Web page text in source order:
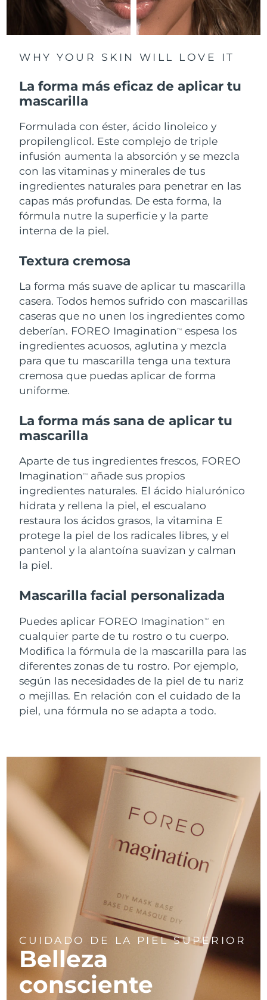
WHY YOUR SKIN WILL LOVE IT
La forma más eficaz de aplicar tu
mascarilla
Formulada con éster, ácido linoleico y
propilenglicol. Este complejo de triple
infusión aumenta la absorción y se mezcla
con las vitaminas y minerales de tus
ingredientes naturales para penetrar en las
capas más profundas. De esta forma, la
fórmula nutre la superficie y la parte
interna de la piel.
Textura cremosa
La forma más suave de aplicar tu mascarilla
casera. Todos hemos sufrido con mascarillas
caseras que no unen los ingredientes como
deberían. FOREO ImaginationTM
espesa los
ingredientes acuosos, aglutina y mezcla
para que tu mascarilla tenga una textura
cremosa que puedas aplicar de forma
uniforme.
La forma más sana de aplicar tu
mascarilla
Aparte de tus ingredientes frescos, FOREO
ImaginationTM
añade sus propios
ingredientes naturales. El ácido hialurónico
hidrata y rellena la piel, el escualano
restaura los ácidos grasos, la vitamina E
protege la piel de los radicales libres, y el
pantenol y la alantoína suavizan y calman
la piel.
Mascarilla facial personalizada
Puedes aplicar FOREO ImaginationTM
en
cualquier parte de tu rostro o tu cuerpo.
Modifica la fórmula de la mascarilla para las
diferentes zonas de tu rostro. Por ejemplo,
según las necesidades de la piel de tu nariz
o mejillas. En relación con el cuidado de la
piel, una fórmula no se adapta a todo.
CUIDADO DE LA PIEL SUPERIOR
Belleza
consciente
Entrega prevista8/13/26
Polonia Entrega prevista 8/11/26
Portugal Entrega prevista 8/10/26
Puerto Rico
Catar Entrega prevista
Reunión Entrega prevista
Rumanía Entrega prevista8/10/26
Rusia Entrega prevista
Eslovaquia Entrega prevista8/10/26
Eslovenia Entrega prevista8/10/26
Sudáfrica Entrega prevista 8/18/26
Corea del Sur
España Entrega prevista8/10/26
Suecia
Suiza Entrega prevista
Taiwán Entrega prevista
Turquía Entrega prevista 8/11/26
Unidos
Entrega prevista8/11/26
Reino Unido Entrega prevista8/10/26
Estados Unidos Entrega prevista8/11/26
Uzbekistán Entrega prevista8/15/26
Vietnam Entrega prevista